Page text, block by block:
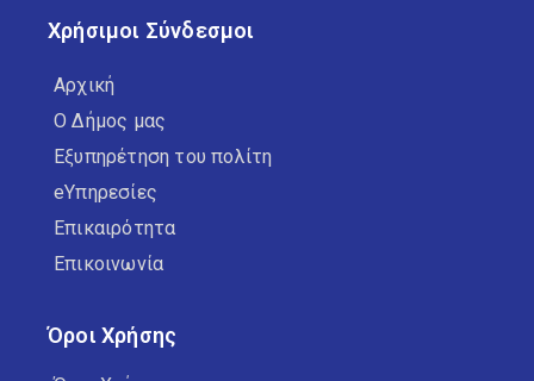
Χρήσιμοι Σύνδεσμοι
Αρχική
Ο Δήμος μας
Εξυπηρέτηση του πολίτη
eΥπηρεσίες
Επικαιρότητα
Επικοινωνία
Όροι Χρήσης